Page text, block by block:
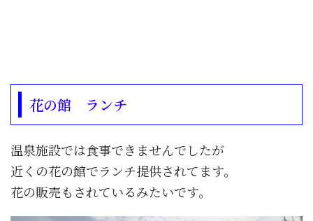
花の館 ランチ
温泉施設では食事できませんでしたが
近くの花の館でランチ提供されてます。
花の販売もされているみたいです。